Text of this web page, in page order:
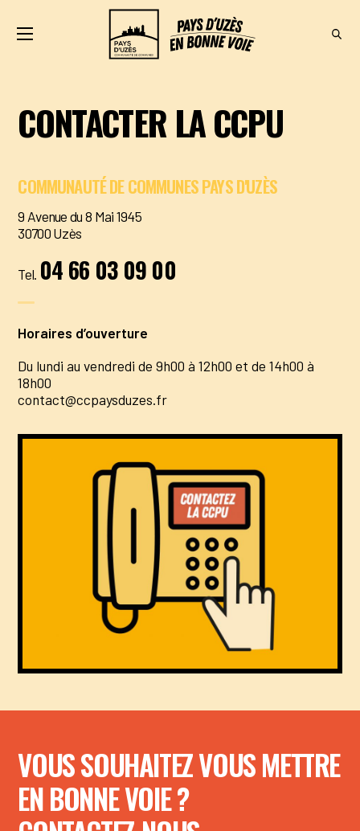
COVOITURAGE
AUTRES
DISPOSITIFS
CONTACT
CONTACTER LA CCPU
COMMUNAUTÉ DE COMMUNES PAYS D'UZÈS
9 Avenue du 8 Mai 1945
30700 Uzès
Tel. 04 66 03 09 00
Horaires d’ouverture
Du lundi au vendredi de 9h00 à 12h00 et de 14h00 à
18h00
contact@ccpaysduzes.fr
VOUS SOUHAITEZ VOUS METTRE
EN BONNE VOIE ?